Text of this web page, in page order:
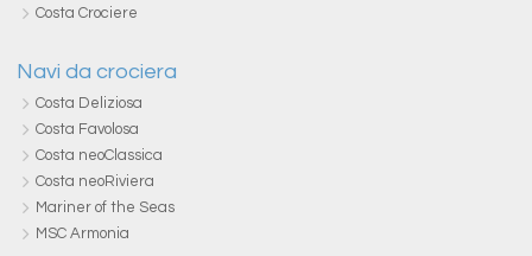
Costa Crociere
Navi da crociera
Costa Deliziosa
Costa Favolosa
Costa neoClassica
Costa neoRiviera
Mariner of the Seas
MSC Armonia